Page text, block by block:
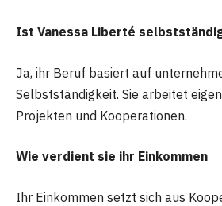
Ist Vanessa Liberté
Ja, ihr Beruf basiert auf
Selbstständigkeit. Sie arbeitet
Projekten und Kooperationen.
Wie verdient sie ihr Einkommen
Ihr Einkommen setzt sich aus